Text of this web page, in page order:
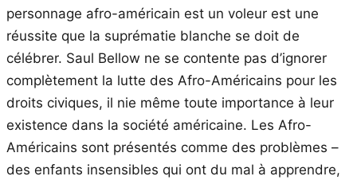
personnage afro-américain est un voleur est une
réussite que la suprématie blanche se doit de
célébrer. Saul Bellow ne se contente pas d’ignorer
complètement la lutte des Afro-Américains pour les
droits civiques, il nie même toute importance à leur
existence dans la société américaine. Les Afro-
Américains sont présentés comme des problèmes –
des enfants insensibles qui ont du mal à apprendre,